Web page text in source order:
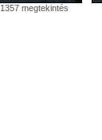
1357 megtekintés